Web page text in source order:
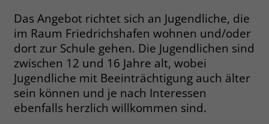
Das Angebot richtet sich an Jugendliche, die
im Raum Friedrichshafen wohnen und/oder
dort zur Schule gehen. Die Jugendlichen sind
zwischen 12 und 16 Jahre alt, wobei
Jugendliche mit Beeinträchtigung auch älter
sein können und je nach Interessen
ebenfalls herzlich willkommen sind.
Name _gcl_dc
Anbieter Google Ads
Laufzeit 90 Tage
Dieses Cookie wird gesetzt, wenn ein